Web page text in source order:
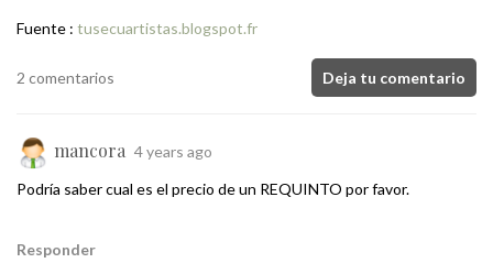
Fuente : tusecuartistas.blogspot.fr
2 comentarios Deja tu comentario
mancora 4 years ago
Podría saber cual es el precio de un REQUINTO por favor.
Responder